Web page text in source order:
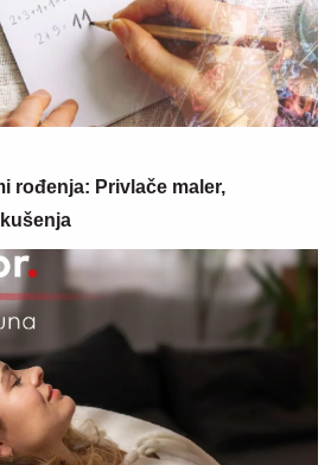
rođenja: Privlače maler,